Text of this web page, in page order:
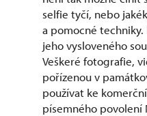
selfie tyčí, nebo
a pomocné
jeho vysloveného
Veškeré fotografie,
pořízenou v
používat ke
písemného povolení